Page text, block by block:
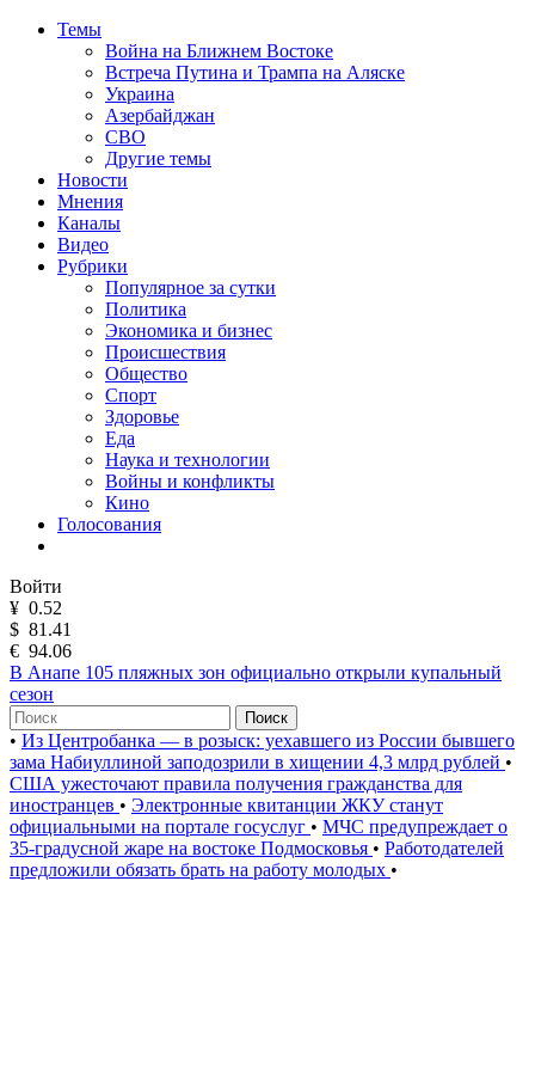
Темы
Война на Ближнем Востоке
Встреча Путина и Трампа на Аляске
Украина
Азербайджан
СВО
Другие темы
Новости
Мнения
Каналы
Видео
Рубрики
Популярное за сутки
Политика
Экономика и бизнес
Происшествия
Общество
Спорт
Здоровье
Еда
Наука и технологии
Войны и конфликты
Кино
Голосования
Войти
¥ 0.52
$ 81.41
€ 94.06
В Анапе 105 пляжных зон официально открыли купальный
сезон
Поиск
• Из Центробанка — в розыск: уехавшего из России бывшего
зама Набиуллиной заподозрили в хищении 4,3 млрд рублей •
США ужесточают правила получения гражданства для
иностранцев • Электронные квитанции ЖКУ станут
официальными на портале госуслуг • МЧС предупреждает о
35-градусной жаре на востоке Подмосковья • Работодателей
предложили обязать брать на работу молодых •